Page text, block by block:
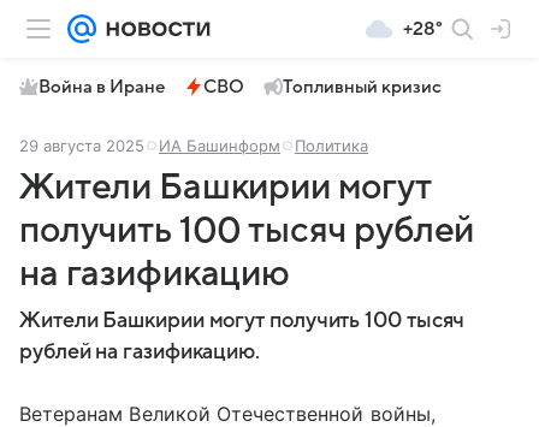
+28°
Война в Иране СВО Топливный кризис
29 августа 2025 ИА Башинформ Политика
Жители Башкирии могут
получить 100 тысяч рублей
на газификацию
Жители Башкирии могут получить 100 тысяч
рублей на газификацию.
Ветеранам Великой Отечественной войны,